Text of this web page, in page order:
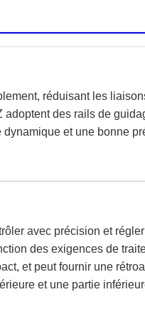
réduisant les
des rails de
et une bonne
avec précision et
des exigences de
et peut fournir une
et une partie